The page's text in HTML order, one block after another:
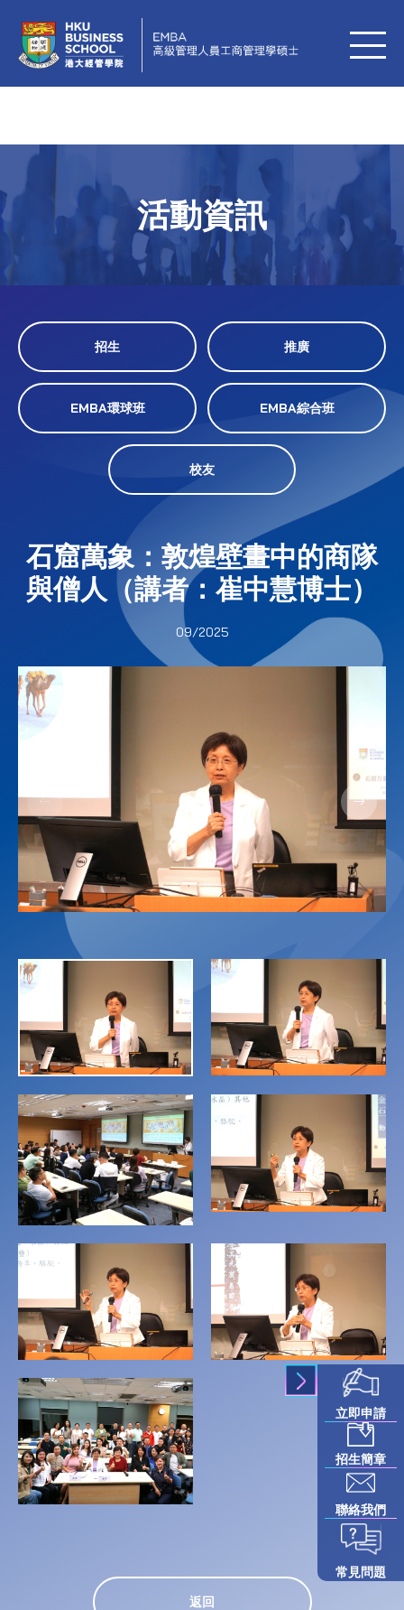
活動資訊
招生 推廣
EMBA環球班 EMBA綜合班
校友
石窟萬象：敦煌壁畫中的商隊
與僧人（講者：崔中慧博士）
09/2025
返回
立即申請
招生簡章
聯絡我們
常見問題